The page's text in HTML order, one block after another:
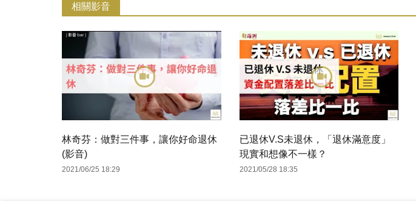
相關影音
林奇芬：做對三件事，讓你好命退休
(影音)
2021/06/25 18:29
已退休V.S未退休，「退休滿意度」
現實和想像不一樣？
2021/05/28 18:35